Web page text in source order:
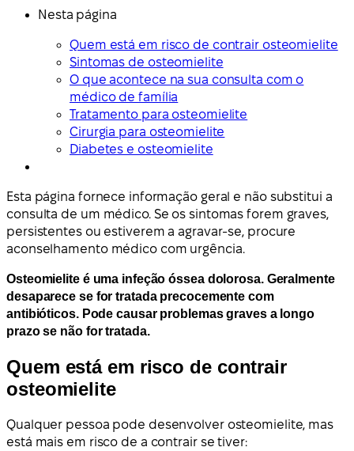
Nesta página
Quem está em risco de contrair osteomielite
Sintomas de osteomielite
O que acontece na sua consulta com o
médico de família
Tratamento para osteomielite
Cirurgia para osteomielite
Diabetes e osteomielite
Esta página fornece informação geral e não substitui a
consulta de um médico. Se os sintomas forem graves,
persistentes ou estiverem a agravar-se, procure
aconselhamento médico com urgência.
Osteomielite é uma infeção óssea dolorosa. Geralmente
desaparece se for tratada precocemente com
antibióticos. Pode causar problemas graves a longo
prazo se não for tratada.
Quem está em risco de contrair
osteomielite
Qualquer pessoa pode desenvolver osteomielite, mas
está mais em risco de a contrair se tiver: